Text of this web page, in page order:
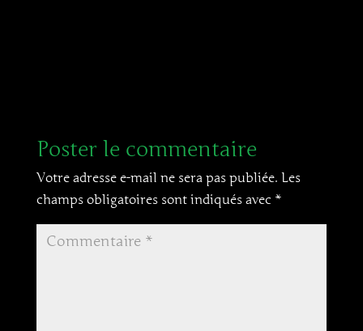
Poster le commentaire
Votre adresse e-mail ne sera pas publiée. Les
champs obligatoires sont indiqués avec *